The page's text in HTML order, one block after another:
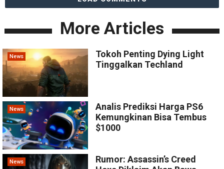
More Articles
News
Tokoh Penting Dying Light
Tinggalkan Techland
News
Analis Prediksi Harga PS6
Kemungkinan Bisa Tembus
$1000
News
Rumor: Assassin’s Creed